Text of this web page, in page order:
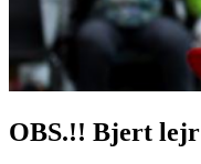
OBS.!! Bjert lejr